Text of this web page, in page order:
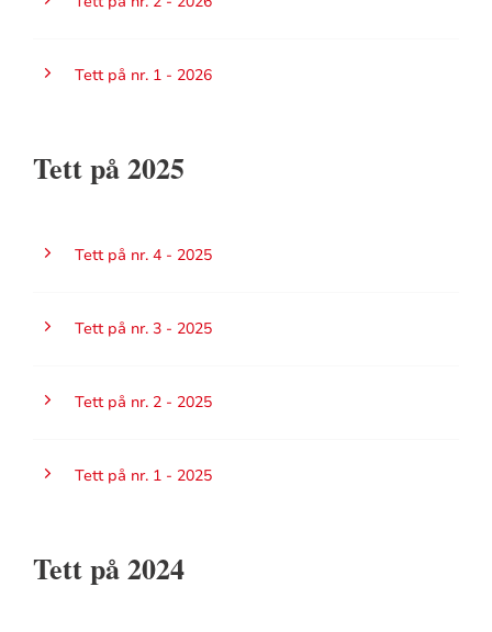
Tett på nr. 1 - 2026
Tett på 2025
Tett på nr. 4 - 2025
Tett på nr. 3 - 2025
Tett på nr. 2 - 2025
Tett på nr. 1 - 2025
Tett på 2024